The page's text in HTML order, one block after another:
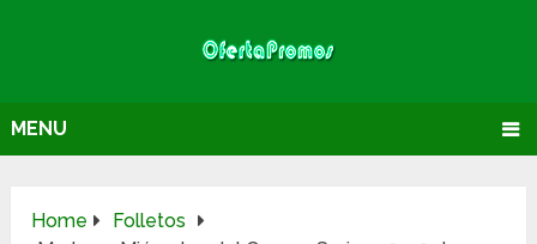
MENU
Home
Folletos